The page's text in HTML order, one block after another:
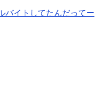
バイトしてたんだってー